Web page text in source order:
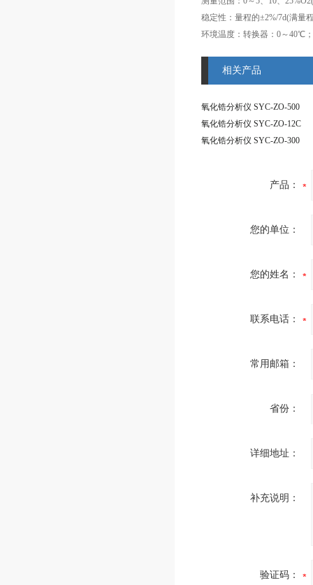
稳定性：量程的±2%/7d(满量
相关产品
氧化锆分析仪 SYC-ZO-500
氧化锆分析仪 SYC-ZO-12C
氧化锆分析仪 SYC-ZO-300
产品：
您的单位：
您的姓名：
联系电话：
常用邮箱：
省份：
详细地址：
补充说明：
验证码：